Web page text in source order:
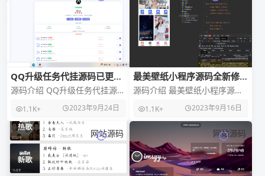
QQ升级任务代挂源码已更新
最新加速项目程序全开源
源码介绍 QQ升级任务代挂源码
源，99公益日活动加速任务已
全部完成适配，空
1.1K+ 2023年9月24日
最美壁纸小程序源码全新修复
版，带激励广告
源码介绍 最美壁纸小程序源码
刚修复的，程序包里有安全域
名与广告id配置说明
1.1K+ 2023年9月16日
网站源码 网站源码